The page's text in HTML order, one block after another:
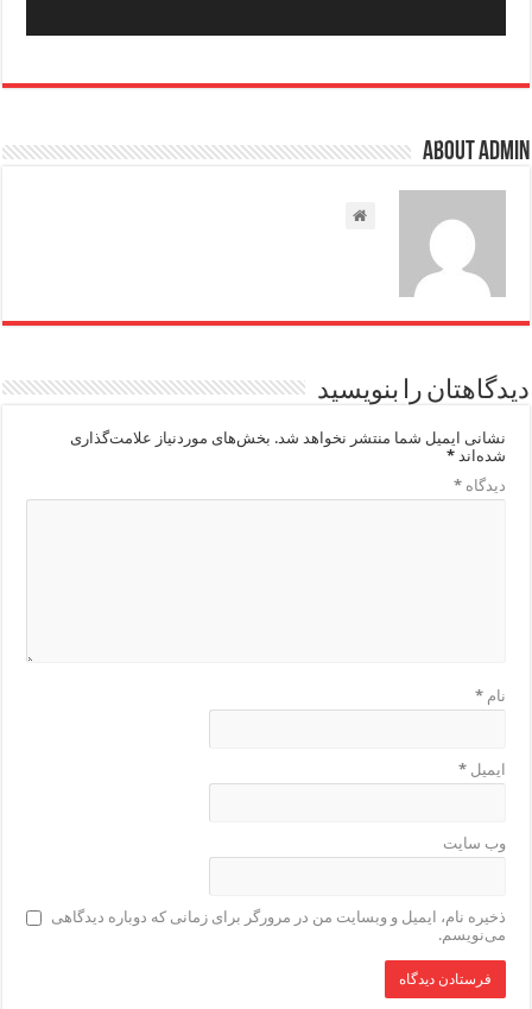
About admin
دیدگاهتان را بنویسید
نشانی ایمیل شما منتشر نخواهد شد. بخش‌های موردنیاز علامت‌گذاری
شده‌اند*
دیدگاه*
نام*
ایمیل*
وب‌ سایت
ذخیره نام، ایمیل و وبسایت من در مرورگر برای زمانی که دوباره دیدگاهی
می‌نویسم.